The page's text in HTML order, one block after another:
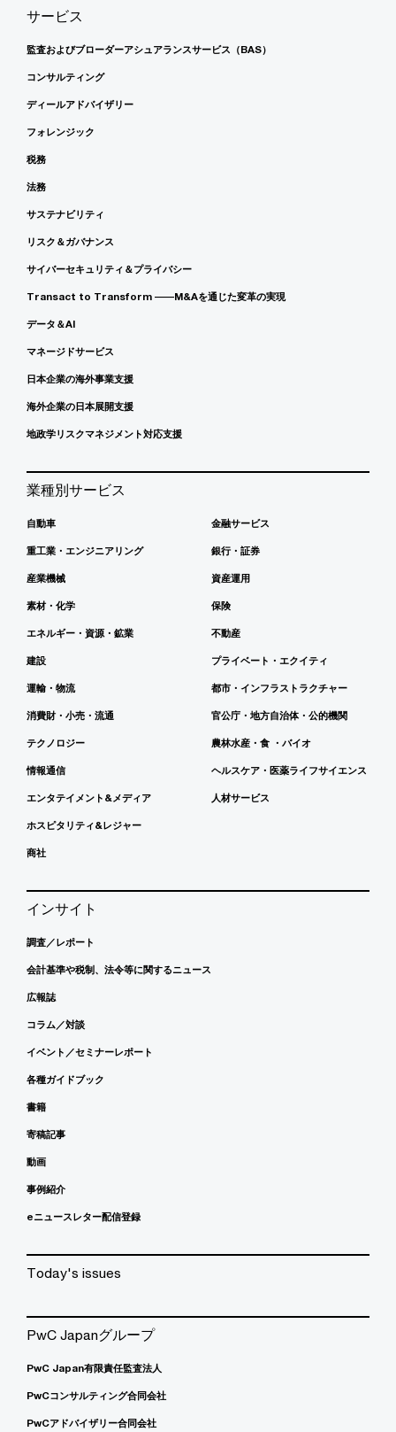
サービス
監査およびブローダーアシュアランスサービス（BAS）
コンサルティング
ディールアドバイザリー
フォレンジック
税務
法務
サステナビリティ
リスク＆ガバナンス
サイバーセキュリティ＆プライバシー
Transact to Transform ――M&Aを通じた変革の実現
データ＆AI
マネージドサービス
日本企業の海外事業支援
海外企業の日本展開支援
地政学リスクマネジメント対応支援
業種別サービス
自動車
重工業・エンジニアリング
産業機械
素材・化学
エネルギー・資源・鉱業
建設
運輸・物流
消費財・小売・流通
テクノロジー
情報通信
エンタテイメント&メディア
ホスピタリティ&レジャー
商社
金融サービス
銀行・証券
資産運用
保険
不動産
プライベート・エクイティ
都市・インフラストラクチャー
官公庁・地方自治体・公的機関
農林水産・食 ・バイオ
ヘルスケア・医薬ライフサイエンス
人材サービス
インサイト
調査／レポート
会計基準や税制、法令等に関するニュース
広報誌
コラム／対談
イベント／セミナーレポート
各種ガイドブック
書籍
寄稿記事
動画
事例紹介
eニュースレター配信登録
Today's issues
PwC Japanグループ
PwC Japan有限責任監査法人
PwCコンサルティング合同会社
PwCアドバイザリー合同会社